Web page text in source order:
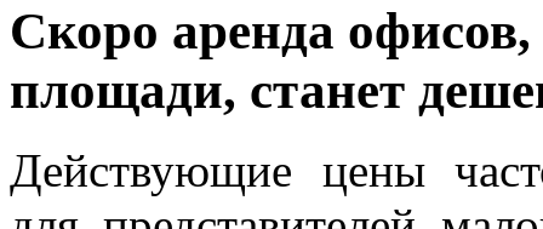
Скоро аренда
площади, станет
Действующие цены